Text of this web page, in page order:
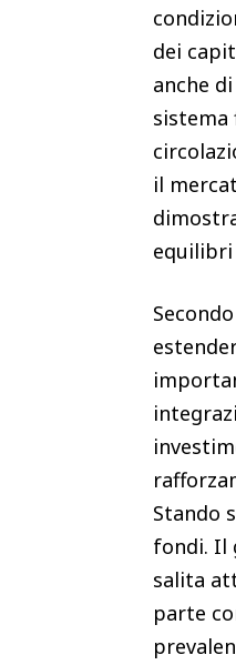
dei
anche
sistema
il
equilibri
Stando
fondi. Il
salita
parte